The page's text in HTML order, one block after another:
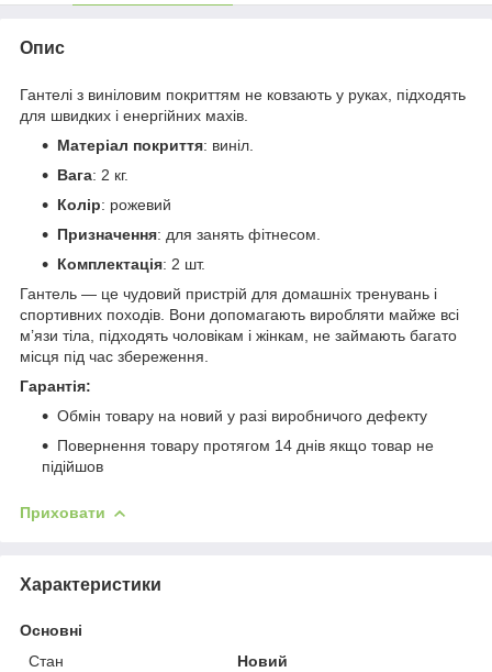
Опис
Гантелі з виніловим покриттям не ковзають у руках, підходять
для швидких і енергійних махів.
Матеріал покриття: виніл.
Вага: 2 кг.
Колір: рожевий
Призначення: для занять фітнесом.
Комплектація: 2 шт.
Гантель — це чудовий пристрій для домашніх тренувань і
спортивних походів. Вони допомагають виробляти майже всі
м’язи тіла, підходять чоловікам і жінкам, не займають багато
місця під час збереження.
Гарантія:
Обмін товару на новий у разі виробничого дефекту
Повернення товару протягом 14 днів якщо товар не
підійшов
Приховати
Характеристики
Основні
Стан
Новий